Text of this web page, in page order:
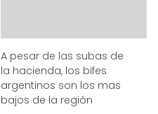
A pesar de las subas de
la hacienda, los bifes
argentinos son los mas
bajos de la región